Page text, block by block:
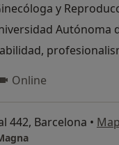
y
Autónoma
Online
442, Barcelona •